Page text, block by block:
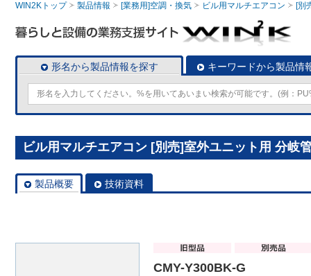
WIN2Kトップ 製品情報 [業務用]空調・換気 ビル用マルチエアコン [別
形名から製品情報を探す キーワードから製品情
ビル用マルチエアコン [別売]室外ユニット用 分岐
製品概要 技術資料
CMY-Y300BK-G